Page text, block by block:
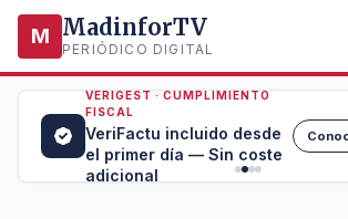
M MadinforTV
PERIÓDICO DIGITAL
VERIGEST · CUMPLIMIENTO
FISCAL
VeriFactu incluido desde
el primer día — Sin coste
adicional